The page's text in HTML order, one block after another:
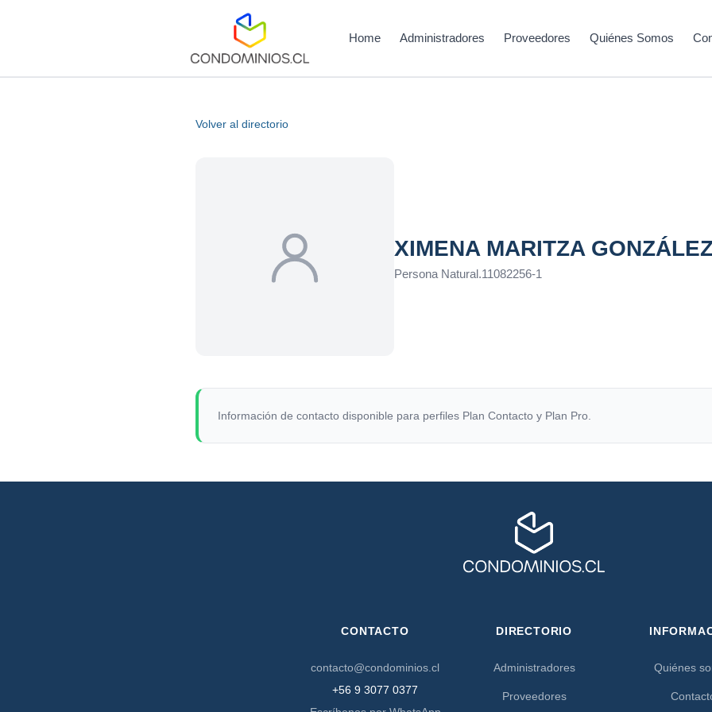
Home Administradores Proveedores Quiénes Somos
Volver al directorio
XIMENA MARITZA
Persona Natural.11082256-1
Información de contacto disponible para perfiles Plan Contacto y Plan Pro.
CONTACTO
contacto@condominios.cl
+56 9 3077 0377
DIRECTORIO
Administradores
Proveedores
Quiénes